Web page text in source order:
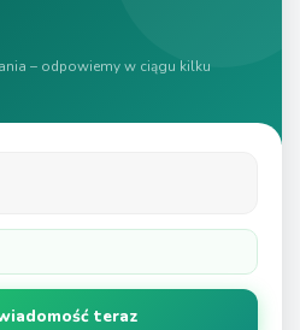
– odpowiemy w ciągu kilku
teraz